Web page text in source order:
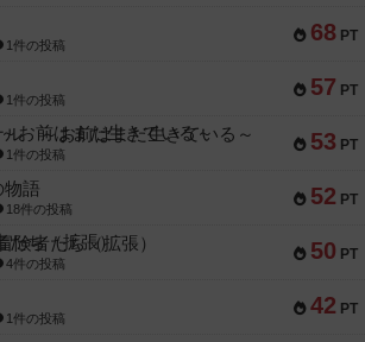
68 PT
1件の投稿
57 PT
1件の投稿
53 PT
ル ～お前はまだ生きている～
1件の投稿
52 PT
物語
18件の投稿
50 PT
険者たち（拡張）
4件の投稿
42 PT
1件の投稿